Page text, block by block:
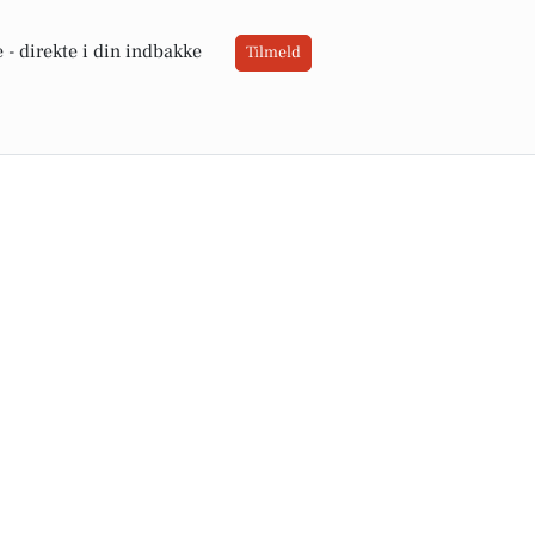
- direkte i din indbakke Tilmeld